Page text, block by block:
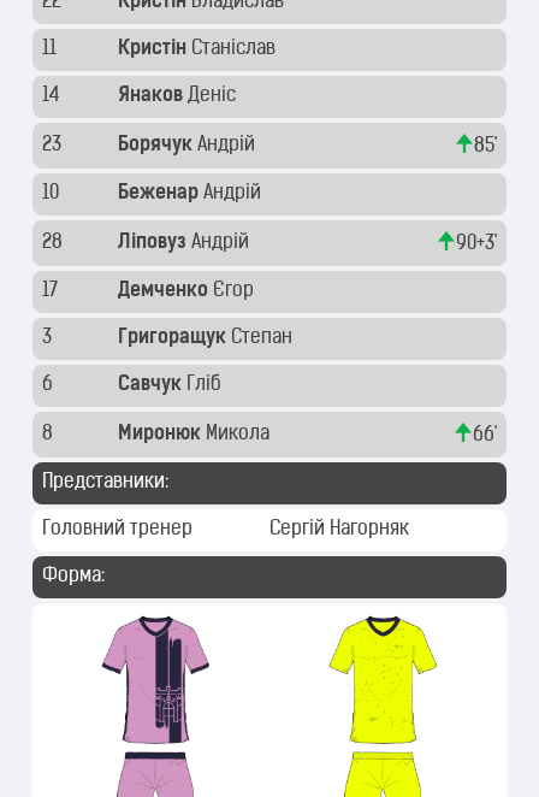
11 Кристін Станіслав
14 Янаков Деніс
23 Борячук Андрій 85'
10 Беженар Андрій
28 Ліповуз Андрій 90+3'
17 Демченко Єгор
3 Григоращук Степан
6 Савчук Гліб
8 Миронюк Микола 66'
Представники:
Головний тренер Сергій Нагорняк
Форма: